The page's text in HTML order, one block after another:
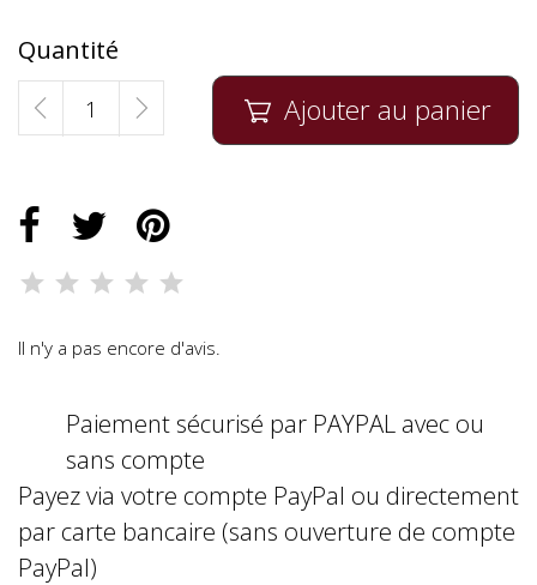
Quantité
 Ajouter au panier
Il n'y a pas encore d'avis.
Paiement sécurisé par PAYPAL avec ou
sans compte
Payez via votre compte PayPal ou directement
par carte bancaire (sans ouverture de compte
PayPal)